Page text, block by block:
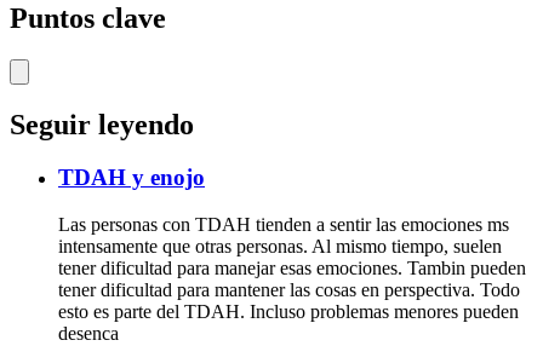
Puntos clave
Seguir leyendo
TDAH y enojo
Las personas con TDAH tienden a sentir las emociones ms
intensamente que otras personas. Al mismo tiempo, suelen
tener dificultad para manejar esas emociones. Tambin pueden
tener dificultad para mantener las cosas en perspectiva. Todo
esto es parte del TDAH. Incluso problemas menores pueden
desenca